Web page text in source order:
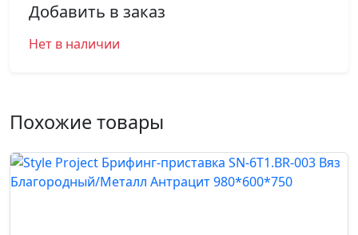
Добавить в заказ
Нет в наличии
Похожие товары